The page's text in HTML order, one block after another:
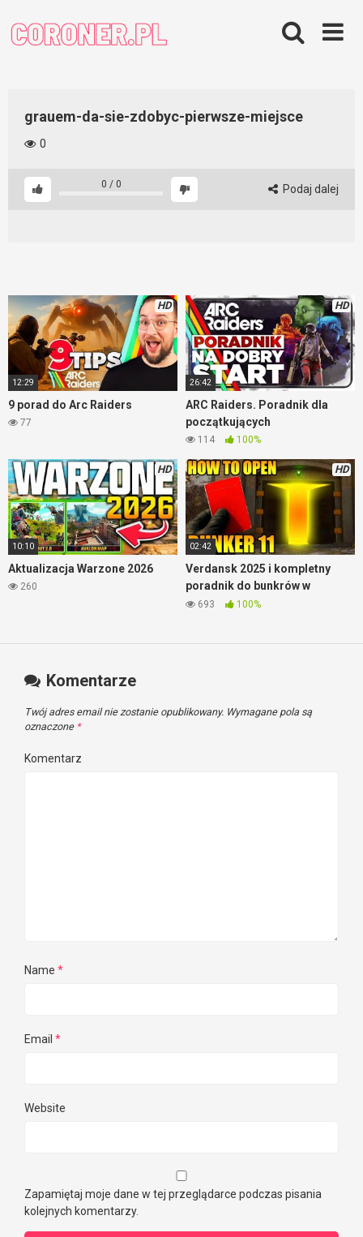
content
grauem-da-sie-zdobyc-pierwsze-miejsce
0
0 / 0 Podaj dalej
HD
12:29
9 porad do Arc Raiders
77
HD
26:42
ARC Raiders. Poradnik dla
początkujących
114 100%
HD
10:10
Aktualizacja Warzone 2026
260
HD
02:42
Verdansk 2025 i kompletny
poradnik do bunkrów w
Warzone
693 100%
Komentarze
Twój adres email nie zostanie opublikowany. Wymagane pola są
oznaczone *
Komentarz
Name *
Email *
Website
Zapamiętaj moje dane w tej przeglądarce podczas pisania
kolejnych komentarzy.